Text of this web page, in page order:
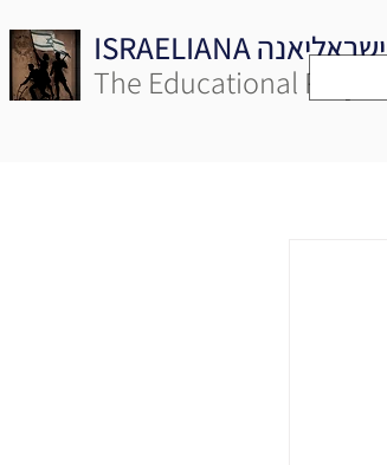
ISRAELIANA ישראליאנה
The Educational Project